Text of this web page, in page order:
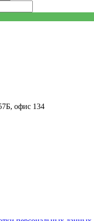
офис 134